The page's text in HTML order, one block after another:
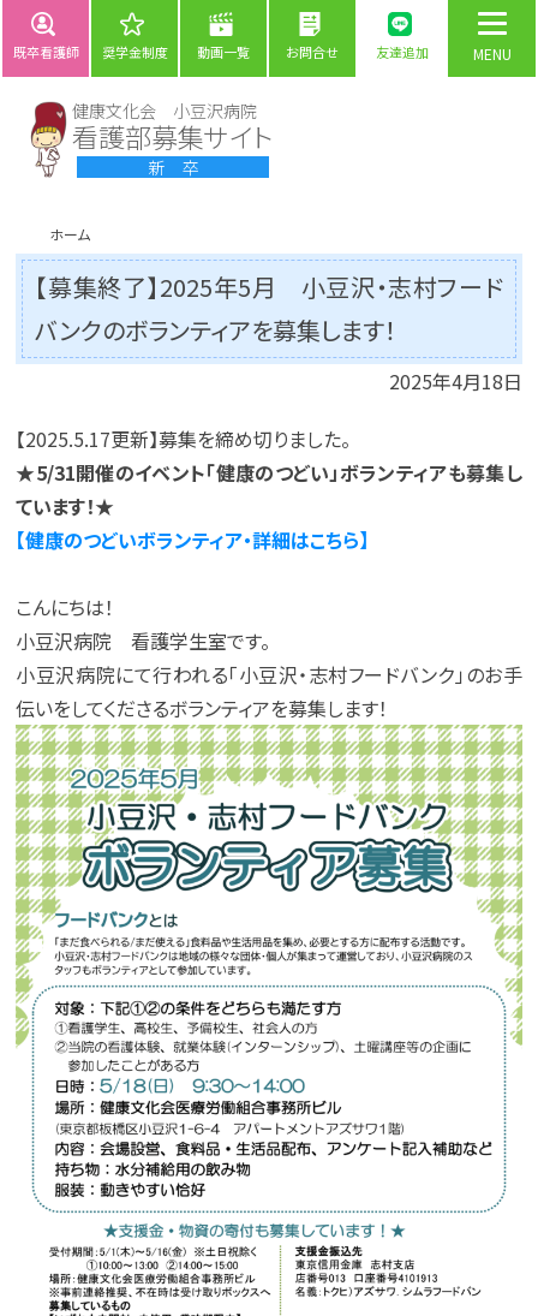
既卒看護師 奨学金制度 動画一覧 お問合せ 友達追加
健康文化会 小豆沢病院
看護部募集サイト
新 卒
ホーム
【募集終了】2025年5月 小豆沢・志村フード
バンクのボランティアを募集します！
2025年4月18日
【2025.5.17更新】募集を締め切りました。
★5/31開催のイベント「健康のつどい」ボランティアも募集し
ています！★
【健康のつどいボランティア・詳細はこちら】
こんにちは！
小豆沢病院 看護学生室です。
小豆沢病院にて行われる「小豆沢・志村フードバンク」のお手
伝いをしてくださるボランティアを募集します！